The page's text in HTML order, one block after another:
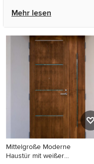
und Architekten dieses
fluidlab architektur
sich Fotos in vielen
– wenn Sie ein
inspiriert, speichern
oder kontaktieren Sie
Ideen Sie sich auch
Entdecken Sie in
Ideen und finden Sie
Erfahrung bietet,
Einrichten von Haus
Mehr lesen
Mittelgroße Moderne
Haustür mit weißer